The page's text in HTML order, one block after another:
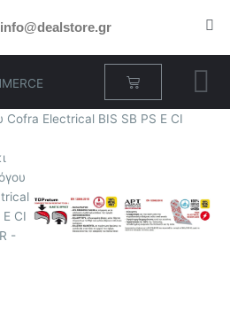
info@dealstore.gr
Cart